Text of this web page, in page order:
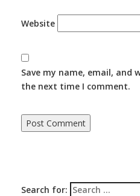
Website
Save my name, email, and
the next time I comment.
Search for: